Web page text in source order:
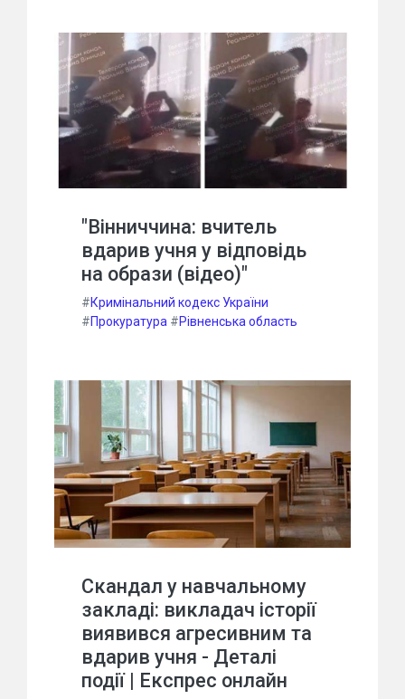
"Вінниччина: вчитель
вдарив учня у відповідь
на образи (відео)"
#Кримінальний кодекс України
#Прокуратура #Рівненська область
Скандал у навчальному
закладі: викладач історії
виявився агресивним та
вдарив учня - Деталі
події | Експрес онлайн